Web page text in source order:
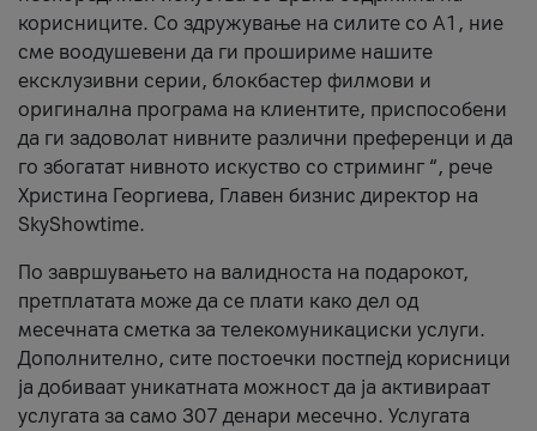
корисниците. Со здружување на силите со А1, ние
сме воодушевени да ги прошириме нашите
ексклузивни серии, блокбастер филмови и
оригинална програма на клиентите, приспособени
да ги задоволат нивните различни преференци и да
го збогатат нивното искуство со стриминг “, рече
Христина Георгиева, Главен бизнис директор на
SkyShowtime.
По завршувањето на валидноста на подарокот,
претплатата може да се плати како дел од
месечната сметка за телекомуникациски услуги.
Дополнително, сите постоечки постпејд корисници
ја добиваат уникатната можност да ја активираат
услугата за само 307 денари месечно. Услугата